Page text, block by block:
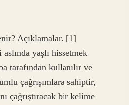
Açıklamalar. [1]
yaşlı hissetmek
tarafından kullanılır ve
çağrışımlara sahiptir,
çağrıştıracak bir kelime